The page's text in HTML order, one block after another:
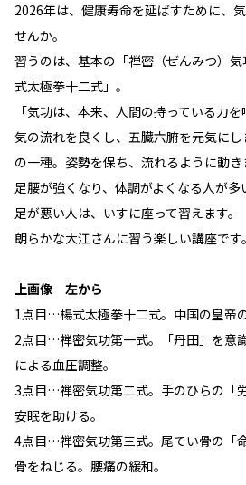
2026年は、健康寿命を延ばすために、
せんか。
習うのは、基本の「禅密（ぜんみつ）気
式太極拳十二式」。
「気功は、本来、人間の持っている力を
気の流れを良くし、五臓六腑を元気に
の一種。姿勢を保ち、流れるように動き
足腰が強くなり、体調がよくなる人が多
足が悪い人は、いすに座って習えます。
朗らかな大江さんに習う楽しい講座です。
上画像 左から
1点目…楊式太極拳十二式。中国の皇帝
2点目…禅密気功第一式。「丹田」を意
による血圧調整。
3点目…禅密気功第二式。手のひらの「
安眠を助ける。
4点目…禅密気功第三式。尾てい骨の「
骨をねじる。腰痛の緩和。